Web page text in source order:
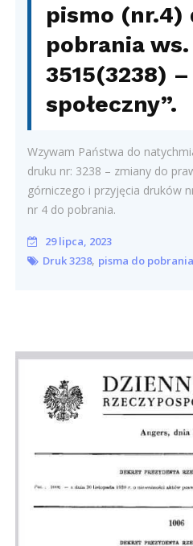
pismo (nr.4)
pobrania
3515(3238)
społeczny”.
Wzywam Państwa do
druku nr: 3238 – zmiany do
górniczego i przyjęcia druków
nr 4 do pobrania.
29 lipca, 2023
Druk 3238, pisma do pobrania